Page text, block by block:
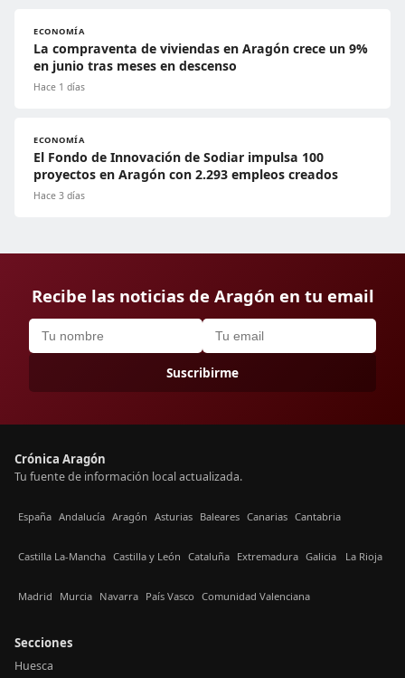
ECONOMÍA
La compraventa de viviendas en Aragón crece un 9%
en junio tras meses en descenso
Hace 1 días
ECONOMÍA
El Fondo de Innovación de Sodiar impulsa 100
proyectos en Aragón con 2.293 empleos creados
Hace 3 días
Recibe las noticias de Aragón en tu email
Suscribirme
Crónica Aragón
Tu fuente de información local actualizada.
España Andalucía Aragón Asturias Baleares Canarias Cantabria
Castilla La-Mancha Castilla y León Cataluña Extremadura Galicia La Rioja
Madrid Murcia Navarra País Vasco Comunidad Valenciana
Secciones
Huesca